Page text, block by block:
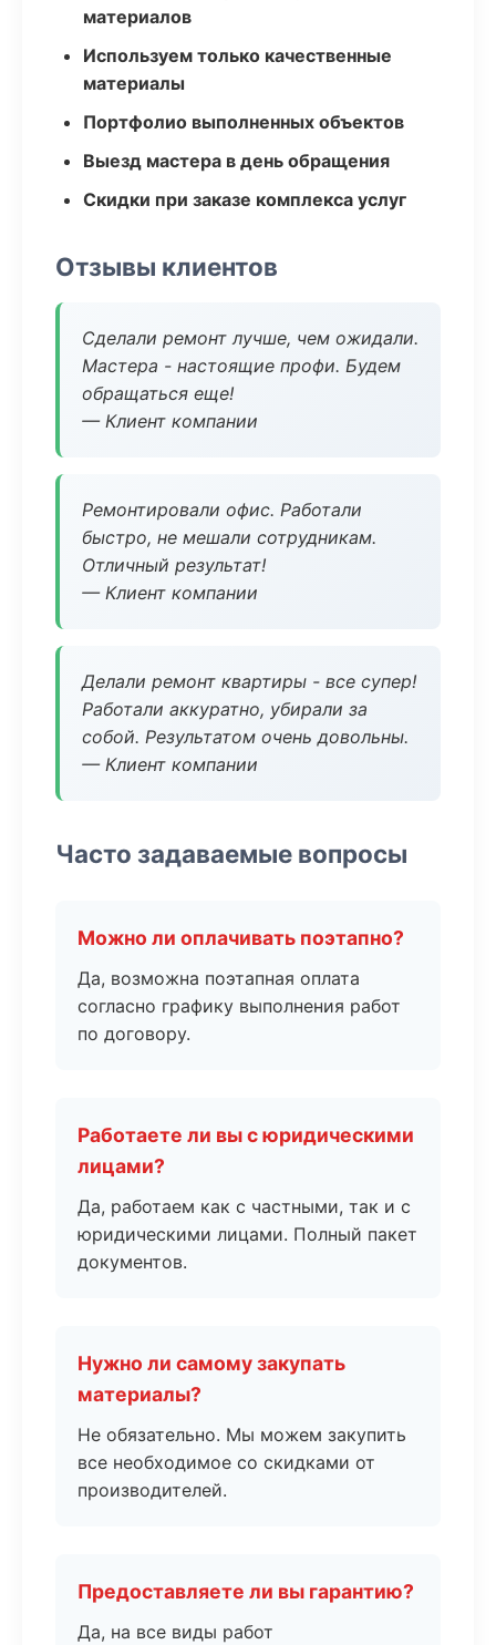
материалов
Используем только качественные
материалы
Портфолио выполненных объектов
Выезд мастера в день обращения
Скидки при заказе комплекса услуг
Отзывы клиентов
Сделали ремонт лучше, чем ожидали.
Мастера - настоящие профи. Будем
обращаться еще!
— Клиент компании
Ремонтировали офис. Работали
быстро, не мешали сотрудникам.
Отличный результат!
— Клиент компании
Делали ремонт квартиры - все супер!
Работали аккуратно, убирали за
собой. Результатом очень довольны.
— Клиент компании
Часто задаваемые вопросы
Можно ли оплачивать поэтапно?
Да, возможна поэтапная оплата
согласно графику выполнения работ
по договору.
Работаете ли вы с юридическими
лицами?
Да, работаем как с частными, так и с
юридическими лицами. Полный пакет
документов.
Нужно ли самому закупать
материалы?
Не обязательно. Мы можем закупить
все необходимое со скидками от
производителей.
Предоставляете ли вы гарантию?
Да, на все виды работ